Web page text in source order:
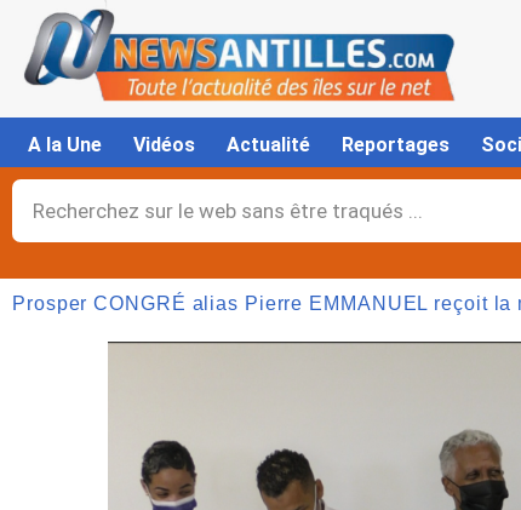
contenu
A la Une Vidéos Actualité Reportages
Rechercher
Prosper CONGRÉ alias Pierre EMMANUEL reçoit